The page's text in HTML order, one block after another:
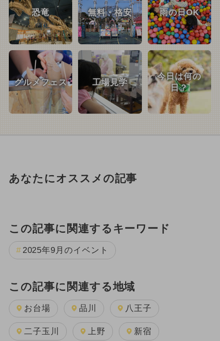
恐竜 無料・格安 雨の日OK
グルメフェス 工場見学
今日は何の
日？
あなたにオススメの記事
この記事に関連するキーワード
2025年9月のイベント
この記事に関連する地域
お台場 品川 八王子
二子玉川 上野 新宿